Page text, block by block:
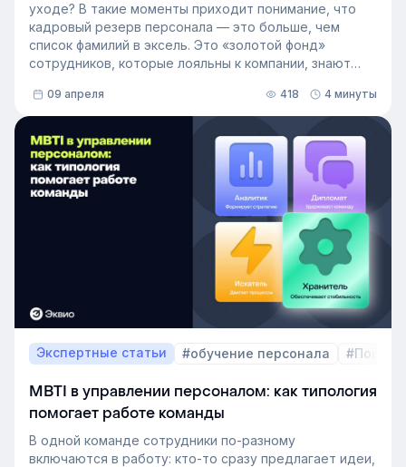
уходе? В такие моменты приходит понимание, что
кадровый резерв персонала — это больше, чем
список фамилий в эксель. Это «золотой фонд»
сотрудников, которые лояльны к компании, знают
освободившуюся должность. Не у каждой компании
есть такой документ, потому что собирать его
вручную — трудоёмкая задача. Однако с приходом
автоматизации формирование кадрового запаса
перестало требовать большого ресурса. Теперь это
важный инструмент для любой компании, которая не
хочет зависеть от капризов рынка труда. В статье
разберёмся, как выстроить процесс формирование
кадрового резерва с помощью современных
09 апреля 418 4 минуты
Экспертные статьи #обучение персонала
MBTI в управлении персоналом: как типология
помогает работе команды
В одной команде сотрудники по-разному
включаются в работу: кто-то сразу предлагает идеи,